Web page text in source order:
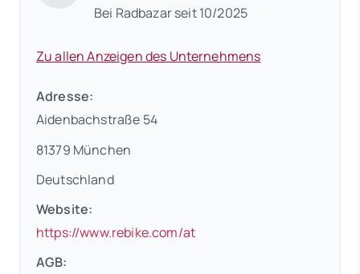
Bei Radbazar seit 10/2025
Zu allen Anzeigen des Unternehmens
Adresse:
Aidenbachstraße 54
81379 München
Deutschland
Website:
https://www.rebike.com/at(öffnet in neuem Tab)
AGB: